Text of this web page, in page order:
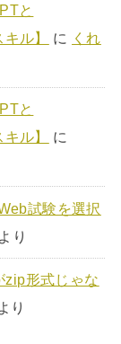
と
ル】
に
くれ
と
ル】
に
試験を選択
より
zip形式じゃな
り